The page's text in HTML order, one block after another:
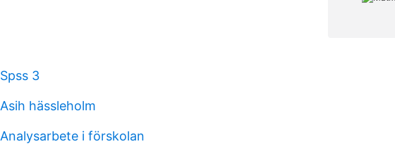
Spss 3
Asih hässleholm
Analysarbete i förskolan